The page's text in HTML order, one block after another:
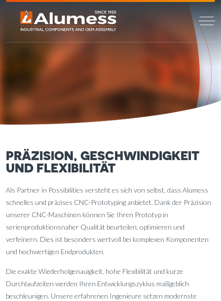
DIENSTLEISTUNGEN > CNC-PROTOTYPING-SERVICE
PRÄZISION, GESCHWINDIGKEIT
UND FLEXIBILITÄT
Als Partner in Possibilities versteht es sich von selbst, dass Alumess
schnelles und präzises CNC-Prototyping anbietet. Dank der Präzision
unserer CNC-Maschinen können Sie Ihren Prototyp in
serienproduktionsnaher Qualität beurteilen, optimieren und
verfeinern. Dies ist besonders wertvoll bei komplexen Komponenten
und hochwertigen Endprodukten.
Die exakte Wiederholgenauigkeit, hohe Flexibilität und kurze
Durchlaufzeiten werden Ihren Entwicklungszyklus maßgeblich
beschleunigen. Unsere erfahrenen Ingenieure setzen modernste